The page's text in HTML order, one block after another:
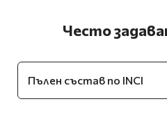
Често
Пълен състав по INCI